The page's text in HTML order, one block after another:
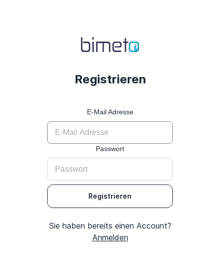
Registrieren
E-Mail Adresse
Passwort
Registrieren
Sie haben bereits einen Account?
Anmelden